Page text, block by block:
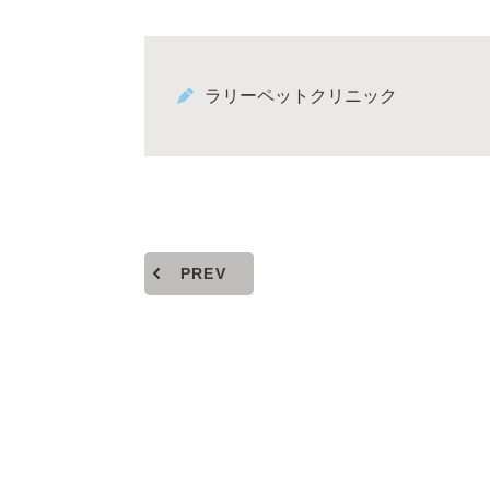
ラリーペットクリニック
PREV